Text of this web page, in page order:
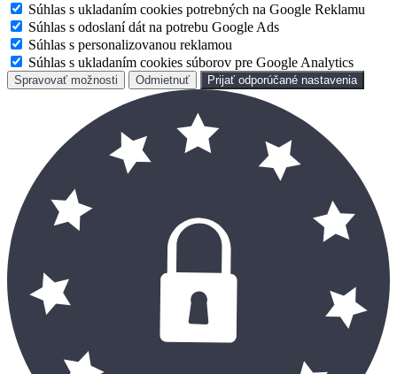
Súhlas s ukladaním cookies potrebných na Google Reklamu
Súhlas s odoslaní dát na potrebu Google Ads
Súhlas s personalizovanou reklamou
Súhlas s ukladaním cookies súborov pre Google Analytics
Spravovať možnosti Odmietnuť Prijať odporúčané nastavenia